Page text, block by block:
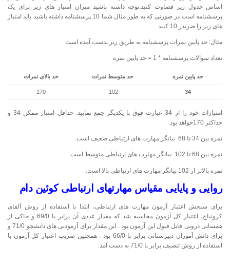
اساس جدول زیر قضاوت کنید.توجه داشته باشید میزان امتیاز های زیر برای یک
پرسشنامه است در صورتی که به طور مثال شما 10 پرسشنامه داشته باشید باید امتیاز
های زیر را ضربدر 10 کنید
مثال: حد پایین نمرات پرسشنامه به طریق زیر بدست آمده است
تعداد سوالات پرسشنامه * 1 = حد پایین نمره
حد پایین نمره حد متوسط نمرات حد بالای نمرات
34
102
170
امتیازات خود را از 34 عبارت فوق با یکدیگر جمع نمایید. حداقل امتیاز ممکن 34 و
حداکثر 170خواهد بود.
نمره بین 34 تا 68 بیانگر مهارت های ارتباطی ضعیف است.
نمره بین 68 تا 102 بیانگر مهارت های ارتباطی متوسط است.
نمره بالاتر از 102 بیانگر مهارت های ارتباطی بالا است.
روایی و پایایی مقیاس مهارتهای ارتباطی کوئین دام
برای سنجش اعتبار آزمون مهارت های ارتباطی، ابتدا با استفاده از روش آلفای
کرونباخ، اعتبار کل آزمون محاسبه شد که مقدار عددی آن برابر با 69/0 و حاکی از
همسانی درونی قابل قبول این آزمون بود . این مقدار برای آزمودنی های دانشجو 71/0 و
برای دانش آموزان دبیرستانی برابر با 66/0 بود . همچنین ضریب اعتبار کل آزمون با
استفاده از روش تنصیف برابر با 71/0 به دست آمد.